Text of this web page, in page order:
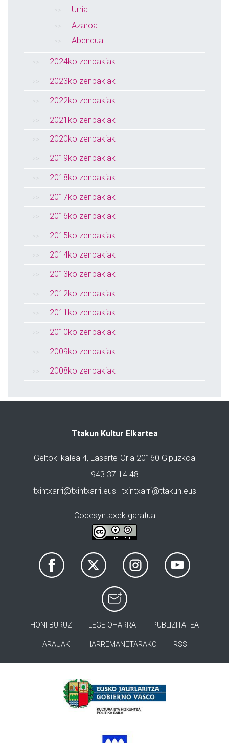
Urria
Azaroa
Abendua
2024ko zenbakiak
2023ko zenbakiak
2022ko zenbakiak
2021ko zenbakiak
2020ko zenbakiak
2019ko zenbakiak
2018ko zenbakiak
2017ko zenbakiak
2016ko zenbakiak
2015ko zenbakiak
2014ko zenbakiak
2013ko zenbakiak
2012ko zenbakiak
2011ko zenbakiak
2010ko zenbakiak
2009ko zenbakiak
2008ko zenbakiak
Ttakun Kultur Elkartea
Geltoki kalea 4, Lasarte-Oria 20160 Gipuzkoa
943 37 14 48
txintxarri@txintxarri.eus | txintxarri@ttakun.eus
Codesyntaxek garatua
HONI BURUZ LEGE OHARRA PUBLIZITATEA
ARAUAK HARREMANETARAKO RSS